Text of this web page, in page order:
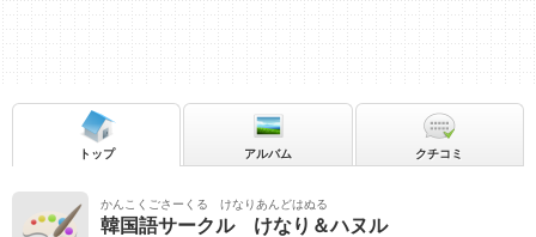
かんこくごさーくる けなりあんどはぬる
韓国語サークル けなり＆ハヌル
トップ アルバム クチコミ